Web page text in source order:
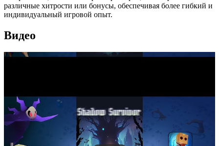
различные хитрости или бонусы, обеспечивая более гибкий и
индивидуальный игровой опыт.
Видео